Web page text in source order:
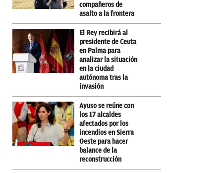
compañeros de
asalto a la frontera
El Rey recibirá al
presidente de Ceuta
en Palma para
analizar la situación
en la ciudad
autónoma tras la
invasión
Ayuso se reúne con
los 17 alcaldes
afectados por los
incendios en Sierra
Oeste para hacer
balance de la
reconstrucción